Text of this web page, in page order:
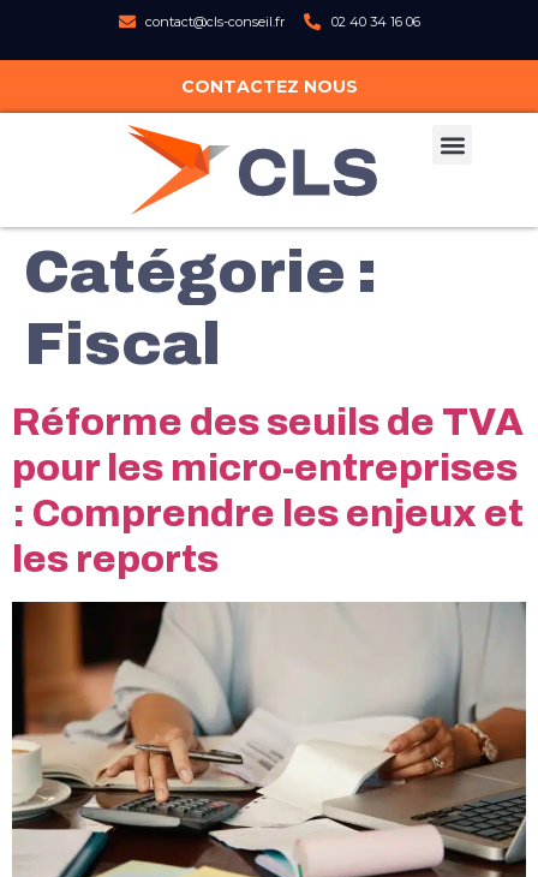
contact@cls-conseil.fr 02 40 34 16 06
CONTACTEZ NOUS
Catégorie :
Fiscal
Réforme des seuils de TVA
pour les micro-entreprises
: Comprendre les enjeux et
les reports